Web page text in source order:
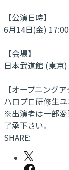
【公演日時】
6月14日(金)
【会場】
日本武道館 (東京)
【オープニングア
ハロプロ研修生
※出演者は一部変
了承下さい。
SHARE: